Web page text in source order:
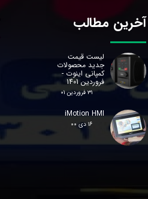
آخرین مطالب
لیست قیمت
جدید محصولات
کمپانی اینوت -
فروردین 1401
۳۱ فروردین ۰۱
iMotion HMI
۱۶ دی ۰۰